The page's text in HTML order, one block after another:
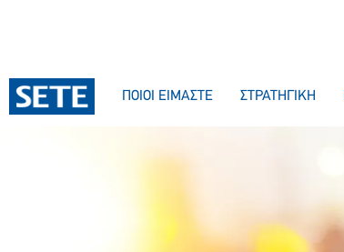
ΠΟΙΟΙ ΕΙΜΑΣΤΕ ΣΤΡΑΤΗΓΙΚΗ